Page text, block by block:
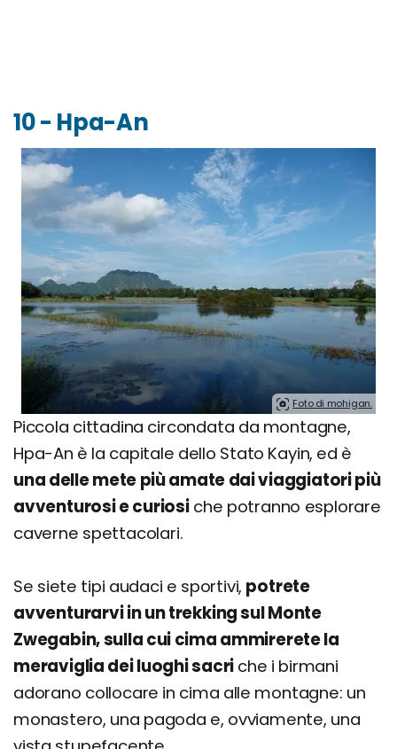
10 - Hpa-An
Foto di mohigan.
Piccola cittadina circondata da montagne,
Hpa-An è la capitale dello Stato Kayin, ed è
una delle mete più amate dai viaggiatori più
avventurosi e curiosiche potranno esplorare
caverne spettacolari.
Se siete tipi audaci e sportivi, potrete
avventurarvi in un trekking sul Monte
Zwegabin, sulla cui cima ammirerete la
meraviglia dei luoghi sacri che i birmani
adorano collocare in cima alle montagne: un
monastero, una pagoda e, ovviamente, una